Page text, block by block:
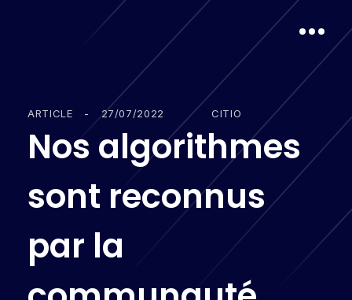
ARTICLE - 27/07/2022 CITIO
Nos algorithmes
sont reconnus
par la